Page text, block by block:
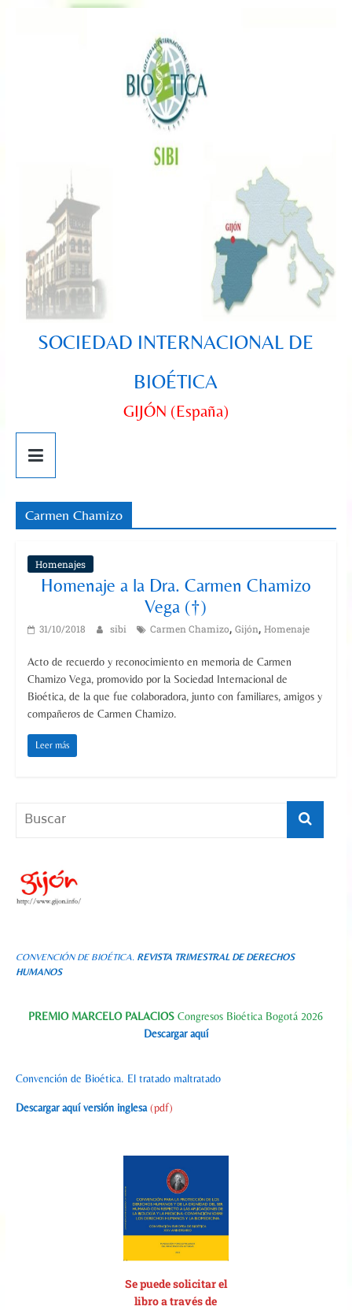
SOCIEDAD INTERNACIONAL DE
BIOÉTICA
GIJÓN (España)
Carmen Chamizo
Homenajes
Homenaje a la Dra. Carmen Chamizo
Vega (†)
31/10/2018 sibi Carmen Chamizo, Gijón, Homenaje
Acto de recuerdo y reconocimiento en memoria de Carmen
Chamizo Vega, promovido por la Sociedad Internacional de
Bioética, de la que fue colaboradora, junto con familiares, amigos y
compañeros de Carmen Chamizo.
Leer más
CONVENCIÓN DE BIOÉTICA. REVISTA TRIMESTRAL DE DERECHOS
HUMANOS
PREMIO MARCELO PALACIOSCongresos Bioética Bogotá 2026
Descargar aquí
Convención de Bioética. El tratado maltratado
Descargar aquí versión inglesa (pdf)
Se puede solicitar el
libro a través de